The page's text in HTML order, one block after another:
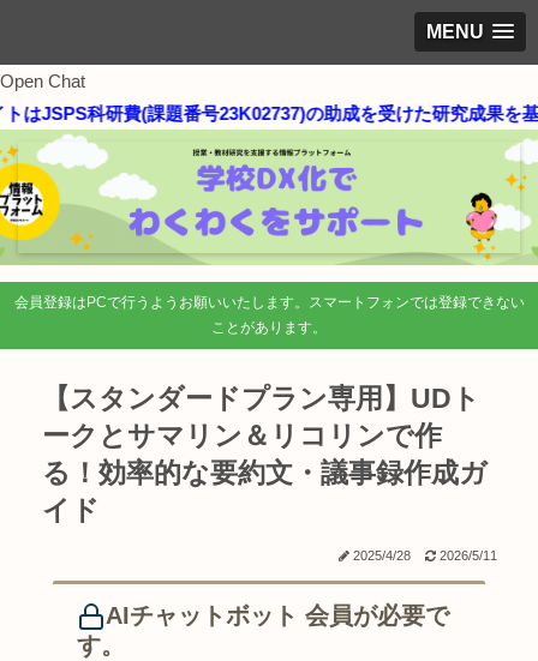
MENU
Open Chat
はJSPS科研費(課題番号23K02737)の助成を受けた研究成果を基
会員登録はPCで行うようお願いいたします。スマートフォンでは登録できない
ことがあります。
【スタンダードプラン専用】UDト
ークとサマリン＆リコリンで作
る！効率的な要約文・議事録作成ガ
イド
2025/4/28 2026/5/11
AIチャットボット 会員が必要で
す。